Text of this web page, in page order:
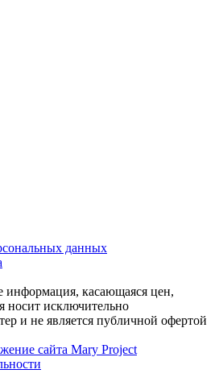
данных
информация, касающаяся цен,
носит исключительно
и не является публичной офертой
сайта Mary Project